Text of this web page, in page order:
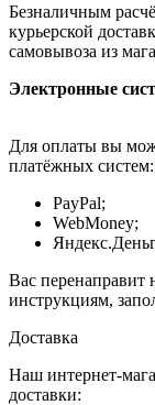
Безналичным
курьерской
самовывоза из
Электронные
Для оплаты вы
платёжных систем:
PayPal;
WebMoney;
Вас перенаправит
инструкциям,
Доставка
Наш интернет-
доставки: